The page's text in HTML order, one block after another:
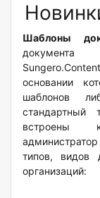
Шаблоны
основании
шаблонов
стандартный
встроены
типов, видов
организаций: